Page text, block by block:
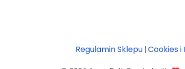
Regulamin Sklepu| Cookies